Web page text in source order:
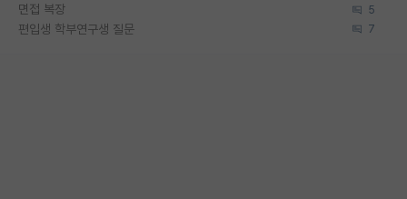
면접 복장 5
편입생 학부연구생 질문 7